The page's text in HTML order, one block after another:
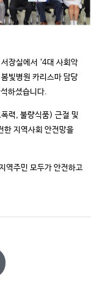
장실에서 ‘4대 사회악
빛병원 카리스마 담당
하셨습니다.
력, 불량식품) 근절 및
한 지역사회 안전망을
역주민 모두가 안전하고